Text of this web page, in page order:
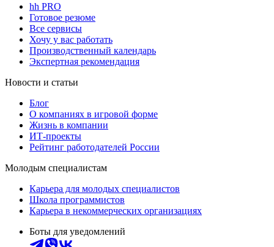
hh PRO
Готовое резюме
Все сервисы
Хочу у вас работать
Производственный календарь
Экспертная рекомендация
Новости и статьи
Блог
О компаниях в игровой форме
Жизнь в компании
ИТ-проекты
Рейтинг работодателей России
Молодым специалистам
Карьера для молодых специалистов
Школа программистов
Карьера в некоммерческих организациях
Боты для уведомлений